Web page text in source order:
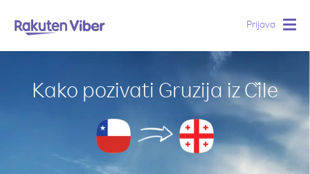
Prijava
Kako pozivati Gruzija iz Čile